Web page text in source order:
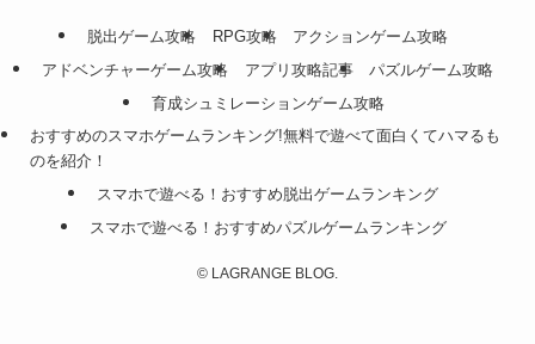
脱出ゲーム攻略 RPG攻略
アクションゲーム攻略
アドベンチャーゲーム攻略
アプリ攻略記事
パズルゲーム攻略
育成シュミレーションゲーム攻略
おすすめのスマホゲームランキング!無料で遊べて面白くてハマるも
のを紹介！
スマホで遊べる！おすすめ脱出ゲームランキング
スマホで遊べる！おすすめパズルゲームランキング
© LAGRANGE BLOG.